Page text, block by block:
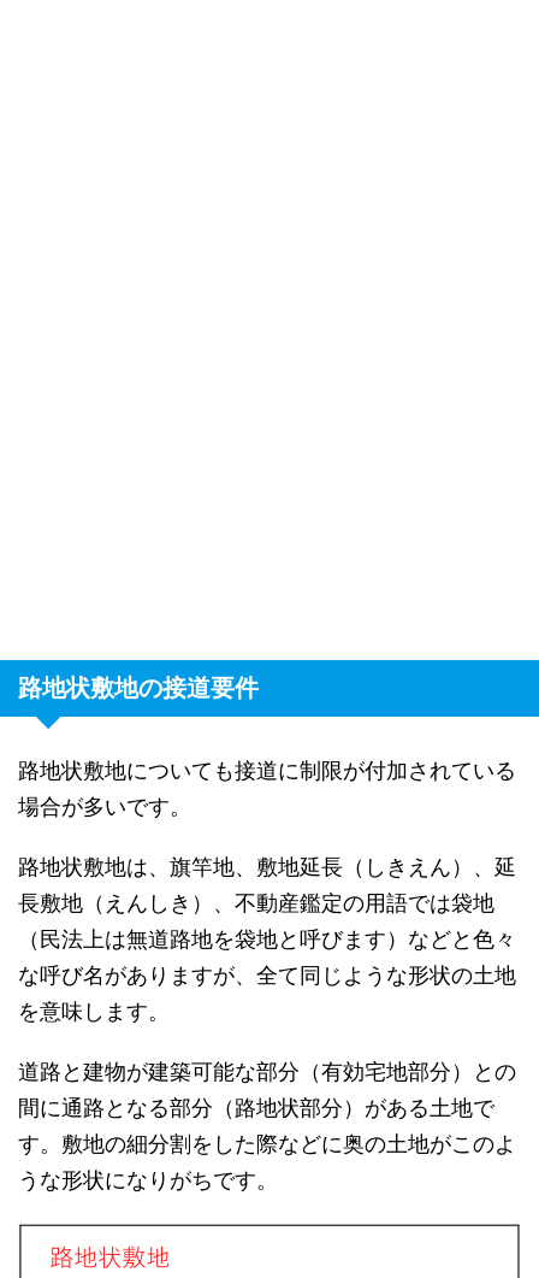
路地状敷地の接道要件
路地状敷地についても接道に制限が付加されている
場合が多いです。
路地状敷地は、旗竿地、敷地延長（しきえん）、延
長敷地（えんしき）、不動産鑑定の用語では袋地
（民法上は無道路地を袋地と呼びます）などと色々
な呼び名がありますが、全て同じような形状の土地
を意味します。
道路と建物が建築可能な部分（有効宅地部分）との
間に通路となる部分（路地状部分）がある土地で
す。敷地の細分割をした際などに奥の土地がこのよ
うな形状になりがちです。